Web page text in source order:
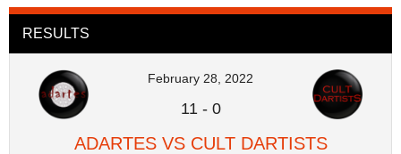
RESULTS
February 28, 2022
11- 0
ADARTES VS CULT DARTISTS